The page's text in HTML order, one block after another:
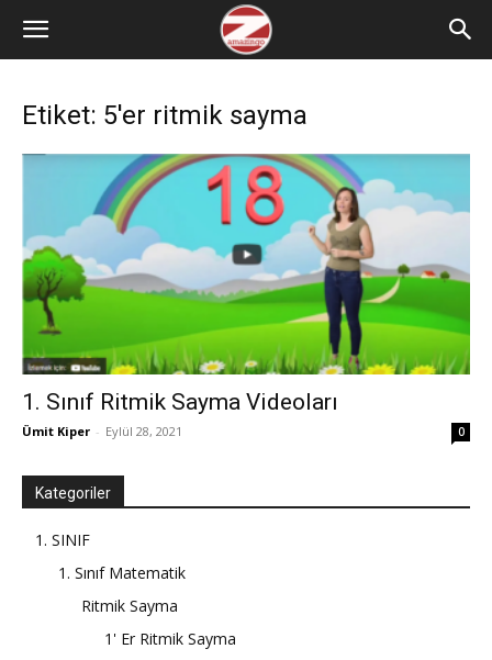
Etiket: 5'er ritmik sayma
1. Sınıf Ritmik Sayma Videoları
Ümit Kiper - Eylül 28, 2021 0
Kategoriler
1. SINIF
1. Sınıf Matematik
Ritmik Sayma
1' Er Ritmik Sayma